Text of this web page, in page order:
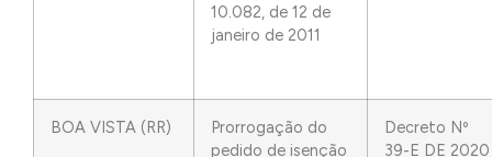
10.082, de 12 de
janeiro de 2011
BOA VISTA (RR)
Prorrogação do
pedido de isenção
Decreto Nº
39-E DE 2020